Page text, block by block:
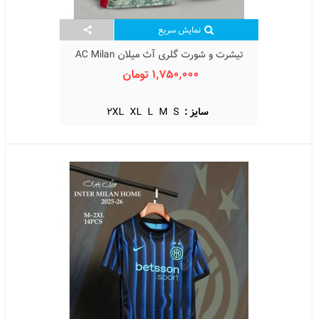
نمایش سریع
تیشرت و شورت گلری آث میلان AC Milan
Home Kit 2026
1,750,000 تومان
سایز : S
M
L
XL
2XL